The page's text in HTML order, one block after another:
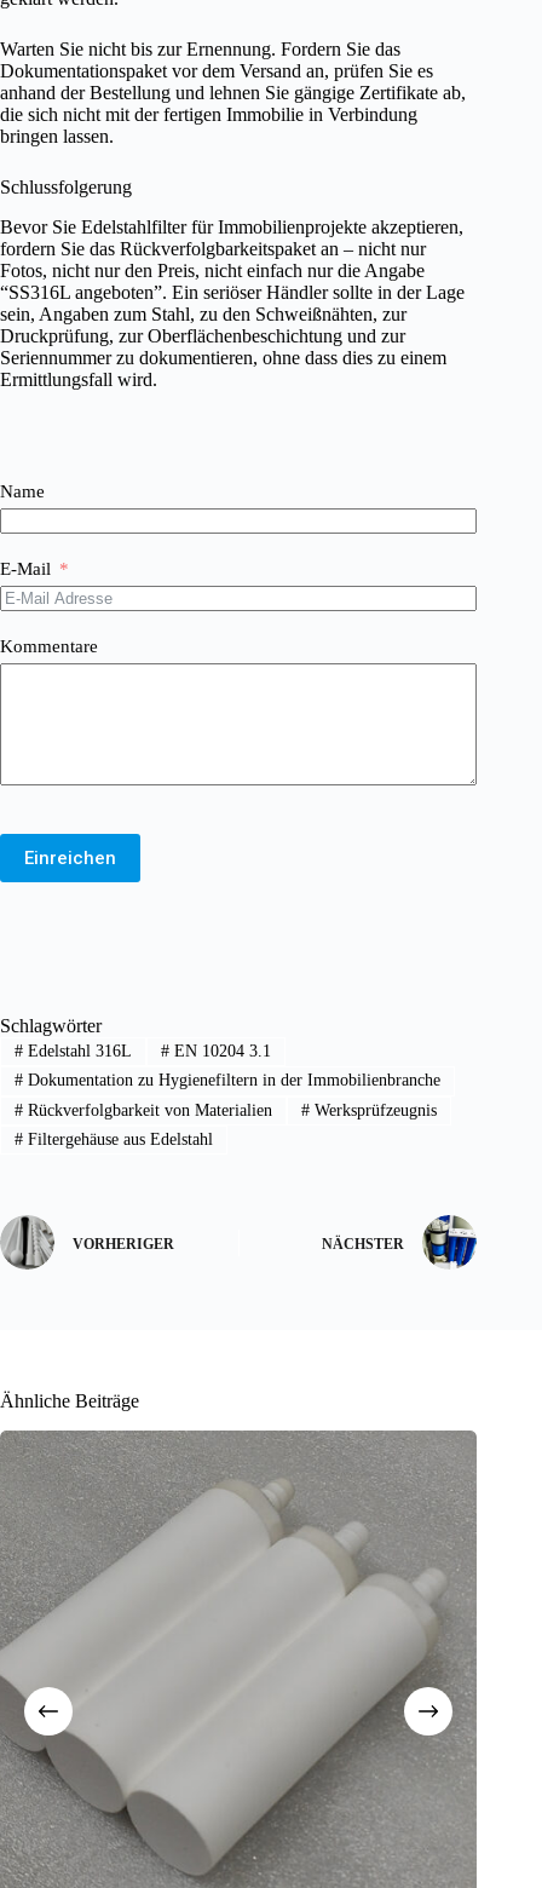
Warten Sie nicht bis zur Ernennung. Fordern Sie das
Dokumentationspaket vor dem Versand an, prüfen Sie es
anhand der Bestellung und lehnen Sie gängige Zertifikate ab,
die sich nicht mit der fertigen Immobilie in Verbindung
bringen lassen.
Schlussfolgerung
Bevor Sie Edelstahlfilter für Immobilienprojekte akzeptieren,
fordern Sie das Rückverfolgbarkeitspaket an – nicht nur
Fotos, nicht nur den Preis, nicht einfach nur die Angabe
“SS316L angeboten”. Ein seriöser Händler sollte in der Lage
sein, Angaben zum Stahl, zu den Schweißnähten, zur
Druckprüfung, zur Oberflächenbeschichtung und zur
Seriennummer zu dokumentieren, ohne dass dies zu einem
Ermittlungsfall wird.
Name
E-Mail
Kommentare
Einreichen
Schlagwörter
#Edelstahl 316L #EN 10204 3.1
#Dokumentation zu Hygienefiltern in der Immobilienbranche
#Rückverfolgbarkeit von Materialien #Werksprüfzeugnis
#Filtergehäuse aus Edelstahl
VORHERIGER NÄCHSTER
Ähnliche Beiträge